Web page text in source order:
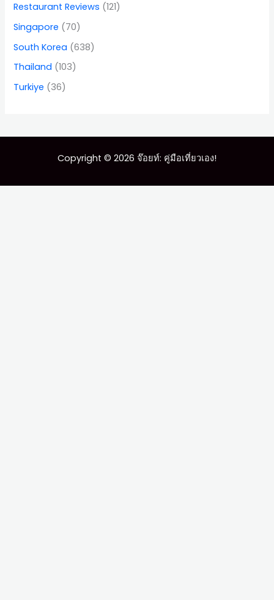
Restaurant Reviews (121)
Singapore (70)
South Korea (638)
Thailand (103)
Turkiye (36)
Copyright © 2026 จ๊อยท์: คู่มือเที่ยวเอง!